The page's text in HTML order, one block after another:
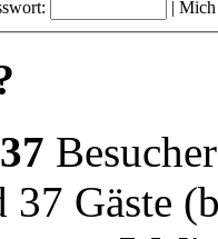
| Mich
37
37 Gäste